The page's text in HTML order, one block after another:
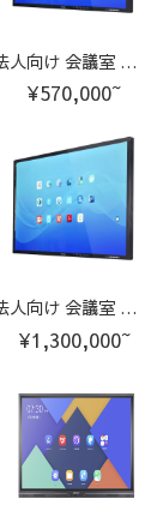
法人向け 会議室 ディスプレイ マルチタッチ 大型テレビ【70インチ】
¥570,000~
法人向け 会議室 ディスプレイ マルチタッチ 大型テレビ【98インチ】
¥1,300,000~